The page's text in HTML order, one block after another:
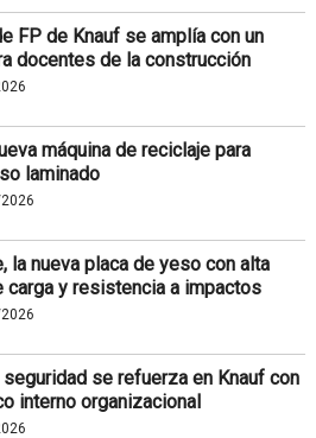
FP de Knauf se amplía con un
docentes de la construcción
máquina de reciclaje para
laminado
la nueva placa de yeso con alta
carga y resistencia a impactos
seguridad se refuerza en Knauf con
interno organizacional